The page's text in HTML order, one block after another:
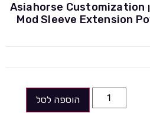
כבלים מאריכים בצבע לבן Asiahorse Customization
Mod Sleeve Extension
הוספה לסל